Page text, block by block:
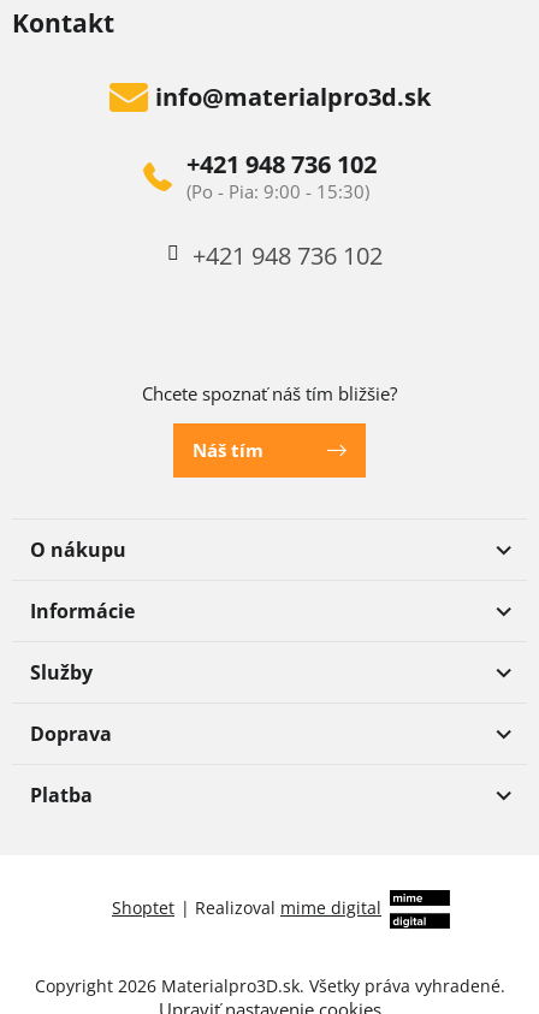
Kontakt
info@materialpro3d.sk
+421 948 736 102
+421 948 736 102
Chcete spoznať náš tím bližšie?
Náš tím
O nákupu
Informácie
Služby
Doprava
Platba
Shoptet | Realizoval mime digital
Copyright 2026 Materialpro3D.sk. Všetky práva vyhradené.